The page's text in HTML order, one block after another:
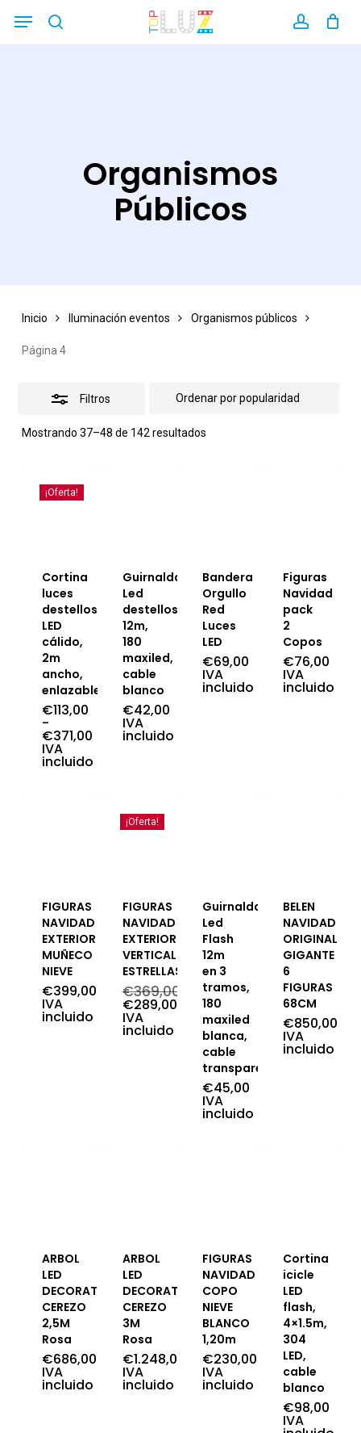
Menu
Organismos
Públicos
Inicio Iluminación eventos Organismos públicos
Página 4
Filtros
Mostrando 37–48 de 142 resultadosOrdenado
¡Oferta!
Cortina
luces
destellos,
LED
cálido,
2m
ancho,
enlazable
€113,00
-
€371,00
Rango
de
IVA
incluido
Guirnalda
Led
destellos
12m,
180
maxiled,
cable
blanco
€42,00
IVA
incluido
Bandera
Orgullo
Red
Luces
LED
€69,00
IVA
incluido
Figuras
Navidad
pack
2
Copos
€76,00
IVA
incluido
FIGURAS
NAVIDAD
EXTERIOR
MUÑECO
NIEVE
€399,00
IVA
incluido
¡Oferta!
FIGURAS
NAVIDAD
EXTERIOR
VERTICAL
ESTRELLAS
€369,00
El
precio
original
€289,00
El
precio
IVA
incluido
Guirnalda
Led
Flash
12m
en 3
tramos,
180
maxiled
blanca,
cable
transparente
€45,00
IVA
incluido
BELEN
NAVIDAD
ORIGINAL
GIGANTE
6
FIGURAS
68CM
€850,00
IVA
incluido
ARBOL
LED
DECORATIVO
CEREZO
2,5M
Rosa
€686,00
IVA
incluido
ARBOL
LED
DECORATIVO
CEREZO
3M
Rosa
€1.248,00
IVA
incluido
FIGURAS
NAVIDAD
COPO
NIEVE
BLANCO
1,20m
€230,00
IVA
incluido
Cortina
icicle
LED
flash,
4×1.5m,
304
LED,
cable
blanco
€98,00
IVA